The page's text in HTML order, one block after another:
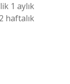
1 aylık
haftalık